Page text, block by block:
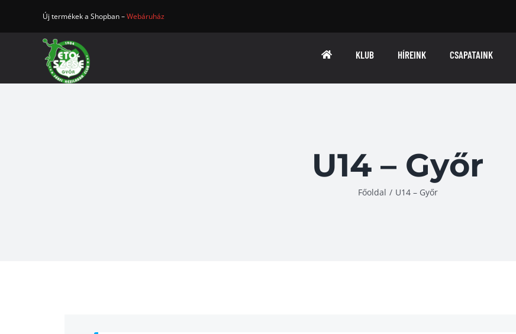
Új termékek a Shopban –Webáruház
KLUB HÍREINK CSAPATAINK
U14 – Győr
Főoldal / U14 – Győr